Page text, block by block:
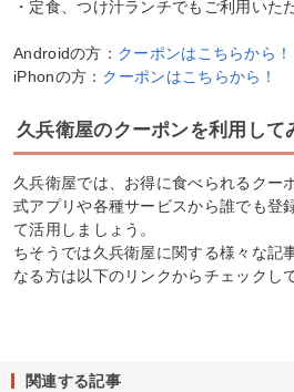
・定食、つけ汁ランチでもご利用いた
Androidの方： クーポンはこちらから！
iPhonの方： クーポンはこちらから！
久兵衛屋のクーポンを利用して
久兵衛屋では、お得に食べられるクー
式アプリや各種サービスから誰でも登
て活用しましょう。
ちそうでは久兵衛屋に関する様々な記
なる方は以下のリンクからチェックし
関連する記事